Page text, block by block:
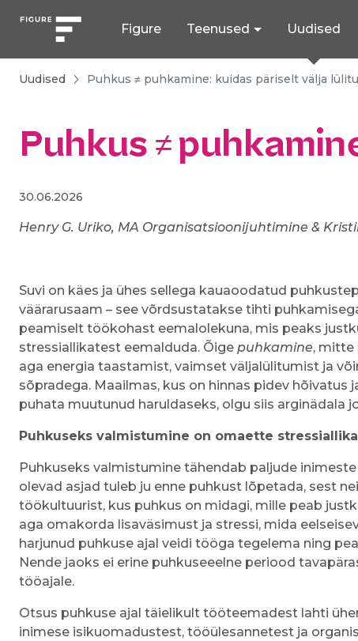
Figure Teenused Uudised
Uudised Puhkus ≠ puhkamine: kuidas päriselt välja
Puhkus ≠
30.06.2026
Henry G. Uriko, MA Organisatsioonijuhtimine &
Suvi on käes ja ühes sellega kauaoodatud
väärarusaam – see võrdsustatakse tihti
peamiselt töökohast eemalolekuna, mis peaks
stressiallikatest eemalduda. Õige puhkamine, mitte
aga energia taastamist, vaimset väljalülitumist ja
sõpradega. Maailmas, kus on hinnas pidev
puhata muutunud haruldaseks, olgu siis arginädala
Puhkuseks valmistumine on omaette
Puhkuseks valmistumine tähendab paljude
olevad asjad tuleb ju enne puhkust lõpetada, sest
töökultuurist, kus puhkus on midagi, mille peab
aga omakorda lisaväsimust ja stressi, mida
harjunud puhkuse ajal veidi tööga tegelema ning
Nende jaoks ei erine puhkuseeelne periood
tööajale.
Otsus puhkuse ajal täielikult tööteemadest lahti
inimese isikuomadustest, tööülesannetest ja